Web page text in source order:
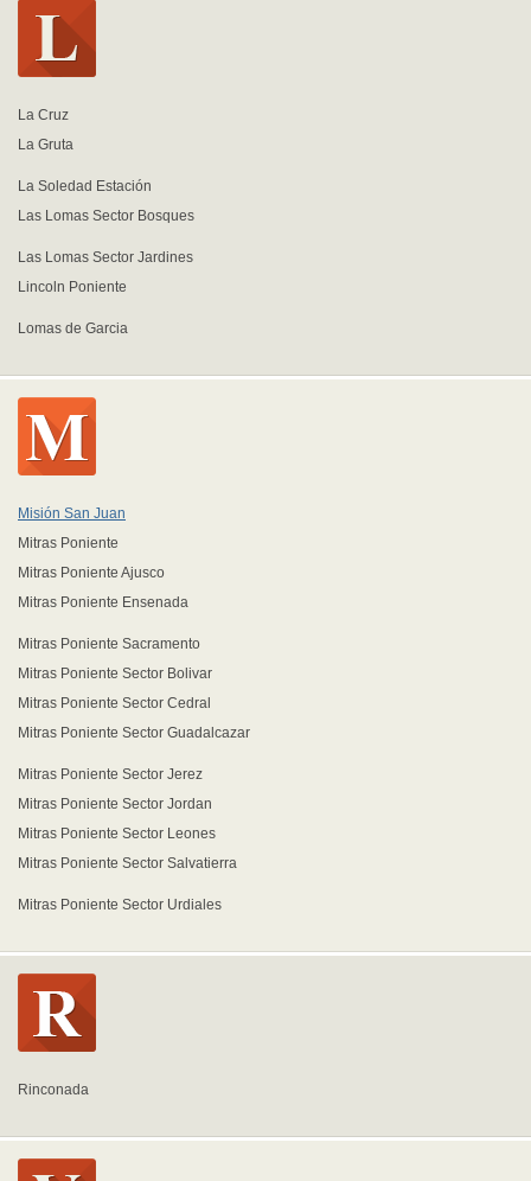
La Cruz
La Gruta
La Soledad Estación
Las Lomas Sector Bosques
Las Lomas Sector Jardines
Lincoln Poniente
Lomas de Garcia
Misión San Juan
Mitras Poniente
Mitras Poniente Ajusco
Mitras Poniente Ensenada
Mitras Poniente Sacramento
Mitras Poniente Sector Bolivar
Mitras Poniente Sector Cedral
Mitras Poniente Sector Guadalcazar
Mitras Poniente Sector Jerez
Mitras Poniente Sector Jordan
Mitras Poniente Sector Leones
Mitras Poniente Sector Salvatierra
Mitras Poniente Sector Urdiales
Rinconada